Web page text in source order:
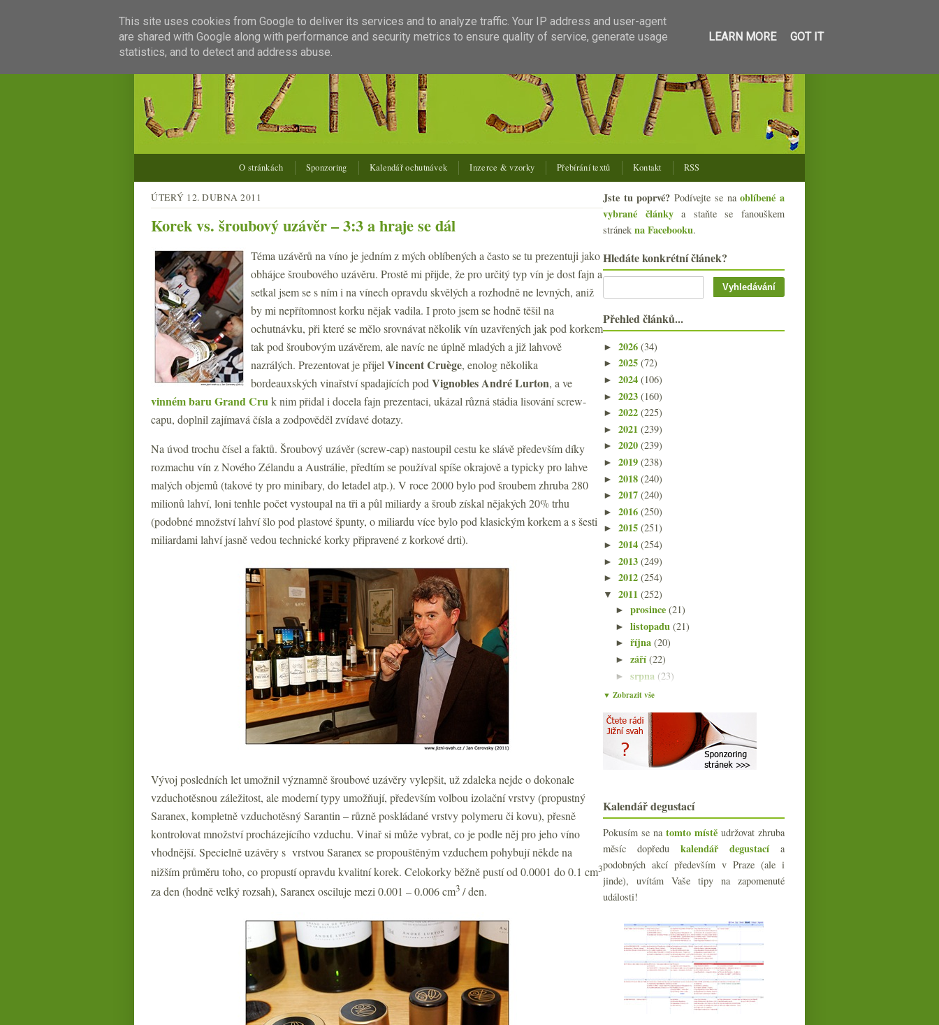
O stránkách Sponzoring Kalendář ochutnávek Inzerce & vzorky Přebírání textů Kontakt RSS
ÚTERÝ 12. DUBNA 2011
Korek vs. šroubový uzávěr – 3:3 a hraje se dál
Téma uzávěrů na víno je jedním z mých oblíbených a často se tu prezentuji jako
obhájce šroubového uzávěru. Prostě mi přijde, že pro určitý typ vín je dost fajn a
setkal jsem se s ním i na vínech opravdu skvělých a rozhodně ne levných, aniž
by mi nepřítomnost korku nějak vadila. I proto jsem se hodně těšil na
ochutnávku, při které se mělo srovnávat několik vín uzavřených jak pod korkem
tak pod šroubovým uzávěrem, ale navíc ne úplně mladých a již lahvově
nazrálých. Prezentovat je přijel Vincent Cruège, enolog několika
bordeauxských vinařství spadajících pod Vignobles André Lurton, a ve
vinném baru Grand Cruk nim přidal i docela fajn prezentaci, ukázal různá stádia lisování screw-
capu, doplnil zajímavá čísla a zodpověděl zvídavé dotazy.
Na úvod trochu čísel a faktů. Šroubový uzávěr (screw-cap) nastoupil cestu ke slávě především díky
rozmachu vín z Nového Zélandu a Austrálie, předtím se používal spíše okrajově a typicky pro lahve
malých objemů (takové ty pro minibary, do letadel atp.). V roce 2000 bylo pod šroubem zhruba 280
milionů lahví, loni tenhle počet vystoupal na tři a půl miliardy a šroub získal nějakých 20% trhu
(podobné množství lahví šlo pod plastové špunty, o miliardu více bylo pod klasickým korkem a s šesti
miliardami lahví jasně vedou technické korky připravené z korkové drti).
Vývoj posledních let umožnil významně šroubové uzávěry vylepšit, už zdaleka nejde o dokonale
vzduchotěsnou záležitost, ale moderní typy umožňují, především volbou izolační vrstvy (propustný
Saranex, kompletně vzduchotěsný Sarantin – různě poskládané vrstvy polymeru či kovu), přesně
kontrolovat množství procházejícího vzduchu. Vinař si může vybrat, co je podle něj pro jeho víno
vhodnější. Specielně uzávěry s vrstvou Saranex se propouštěným vzduchem pohybují někde na
nižším průměru toho, co propustí opravdu kvalitní korek. Celokorky běžně pustí od 0.0001 do 0.1 cm3
za den (hodně velký rozsah), Saranex osciluje mezi 0.001 – 0.006 cm3 / den.
Jste tu poprvé? Podívejte se naoblíbené a
vybrané článkya staňte se fanouškem
stránek na Facebooku.
Hledáte konkrétní článek?
Přehled článků...
► 2026 (34)
► 2025 (72)
► 2024 (106)
► 2023 (160)
► 2022 (225)
► 2021 (239)
► 2020 (239)
► 2019 (238)
► 2018 (240)
► 2017 (240)
► 2016 (250)
► 2015 (251)
► 2014 (254)
► 2013 (249)
► 2012 (254)
▼ 2011 (252)
►prosince(21)
►listopadu(21)
►října(20)
►září(22)
►srpna (23)
►července
►května
▼ dubna (20)
Když víno z Wachau, tak…
Neuburské?
Jarní táboření s pár víny a
15x bílé i červené do 150,- Kč
Bubláme s bohémkou & Piper-
Heidsieck
Klasický ročník, názory na
sponzorující krtka
Výsledky ankety „Jak dlouho před
konzumací otevírá...
Kachní sůvíd a pinoty z Moravy a
Burgundska
Pinot Noir z Čech a Moravy 2006 –
▼ Zobrazit vše
Kalendář degustací
Pokusím se na tomto místě udržovat zhruba
měsíc dopředu kalendář degustacía
podobných akcí především v Praze (ale i
jinde), uvítám Vaše tipy na zapomenuté
události!
This site uses cookies from Google to deliver its services and to analyze traffic. Your IP address and user-agent
are shared with Google along with performance and security metrics to ensure quality of service, generate usage
statistics, and to detect and address abuse.
LEARN MORE GOT IT